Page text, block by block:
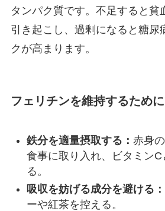
タンパク質です。不足すると貧
引き起こし、過剰になると糖尿
クが高まります。
フェリチンを維持するため
鉄分を適量摂取する： 赤身
食事に取り入れ、ビタミン
る。
吸収を妨げる成分を避ける：
ーや紅茶を控える。